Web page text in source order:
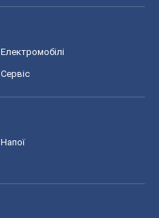
Електромобілі
Сервіс
Напої